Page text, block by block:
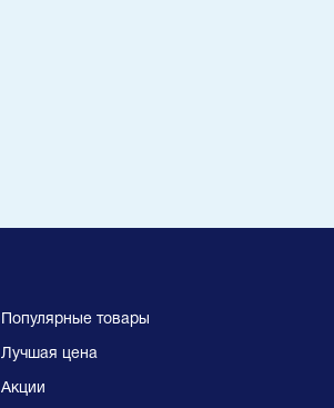
Популярные товары
Лучшая цена
Акции